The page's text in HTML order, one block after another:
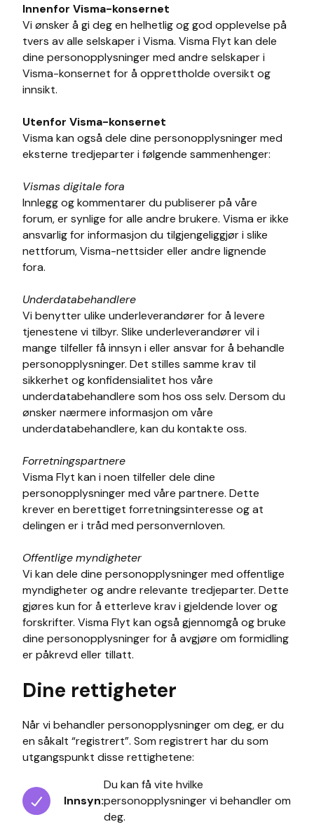
Innenfor Visma-konsernet
Vi ønsker å gi deg en helhetlig og god opplevelse på
tvers av alle selskaper i Visma. Visma Flyt kan dele
dine personopplysninger med andre selskaper i
Visma-konsernet for å opprettholde oversikt og
innsikt.
Utenfor Visma-konsernet
Visma kan også dele dine personopplysninger med
eksterne tredjeparter i følgende sammenhenger:
Vismas digitale fora
Innlegg og kommentarer du publiserer på våre
forum, er synlige for alle andre brukere. Visma er ikke
ansvarlig for informasjon du tilgjengeliggjør i slike
nettforum, Visma-nettsider eller andre lignende
fora.
Underdatabehandlere
Vi benytter ulike underleverandører for å levere
tjenestene vi tilbyr. Slike underleverandører vil i
mange tilfeller få innsyn i eller ansvar for å behandle
personopplysninger. Det stilles samme krav til
sikkerhet og konfidensialitet hos våre
underdatabehandlere som hos oss selv. Dersom du
ønsker nærmere informasjon om våre
underdatabehandlere, kan du kontakte oss.
Forretningspartnere
Visma Flyt kan i noen tilfeller dele dine
personopplysninger med våre partnere. Dette
krever en berettiget forretningsinteresse og at
delingen er i tråd med personvernloven.
Offentlige myndigheter
Vi kan dele dine personopplysninger med offentlige
myndigheter og andre relevante tredjeparter. Dette
gjøres kun for å etterleve krav i gjeldende lover og
forskrifter. Visma Flyt kan også gjennomgå og bruke
dine personopplysninger for å avgjøre om formidling
er påkrevd eller tillatt.
Dine rettigheter
Når vi behandler personopplysninger om deg, er du
en såkalt “registrert”. Som registrert har du som
utgangspunkt disse rettighetene:
Innsyn:
Du kan få vite hvilke
personopplysninger vi behandler om
deg.